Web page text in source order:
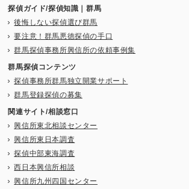
探偵ガイド/探偵知識｜群馬
後悔しない探偵選び群馬
要注意！群馬悪徳探偵の手口
群馬探偵事務所興信所の依頼事例集
群馬探偵コンテンツ
探偵事務所群馬独立開業サポート
群馬登録探偵の募集
関連サイト/相談窓口
興信所東北相談センター
興信所東日本調査
探偵中部東海調査
西日本興信所相談
興信所九州四国センター